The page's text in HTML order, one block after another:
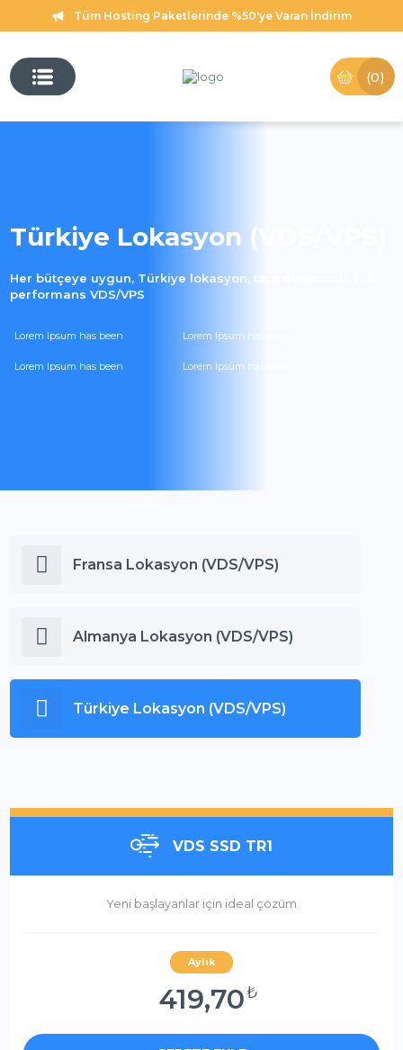
Tüm Hosting Paketlerinde %50'ye Varan İndirim
(0)
Türkiye Lokasyon (VDS/VPS)
Her bütçeye uygun, Türkiye lokasyon, tam donanımlı, full
performans VDS/VPS
Lorem Ipsum has been Lorem Ipsum has been
Lorem Ipsum has been Lorem Ipsum has been
Fransa Lokasyon (VDS/VPS)
Almanya Lokasyon (VDS/VPS)
Türkiye Lokasyon (VDS/VPS)
VDS SSD TR1
Yeni başlayanlar için ideal çözüm
Aylık
₺
419,70